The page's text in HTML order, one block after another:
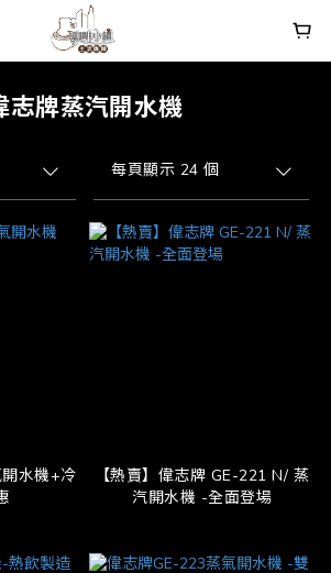
志牌蒸汽開水機
每頁顯示 24 個
開水機+冷
【熱賣】偉志牌 GE-221 N/ 蒸
汽開水機 -全面登場